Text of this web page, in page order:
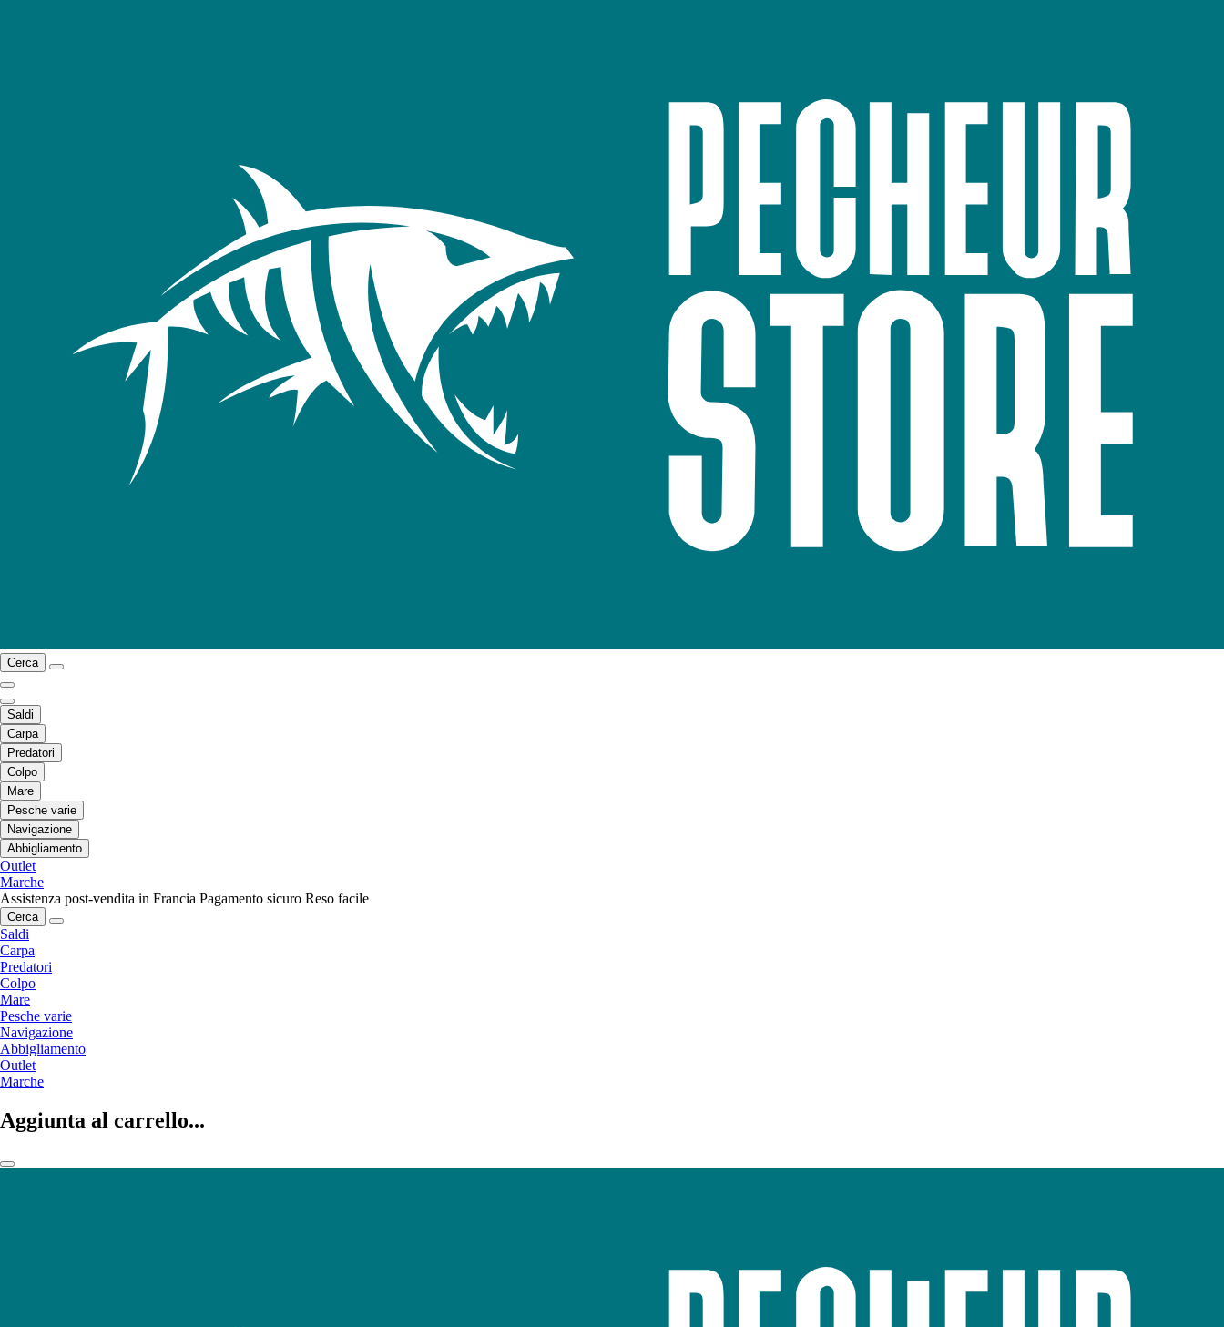
Cerca
Saldi
Carpa
Predatori
Colpo
Mare
Pesche varie
Navigazione
Abbigliamento
Outlet
Marche
Assistenza post-vendita in Francia Pagamento sicuro Reso facile
Cerca
Saldi
Carpa
Predatori
Colpo
Mare
Pesche varie
Navigazione
Abbigliamento
Outlet
Marche
Aggiunta al carrello...